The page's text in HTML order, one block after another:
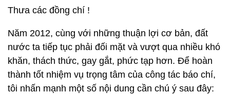
Thưa các đồng chí !
Năm 2012, cùng với những thuận lợi cơ bản, đất
nước ta tiếp tục phải đối mặt và vượt qua nhiều khó
khăn, thách thức, gay gắt, phức tạp hơn. Để hoàn
thành tốt nhiệm vụ trọng tâm của công tác báo chí,
tôi nhấn mạnh một số nội dung cần chú ý sau đây: